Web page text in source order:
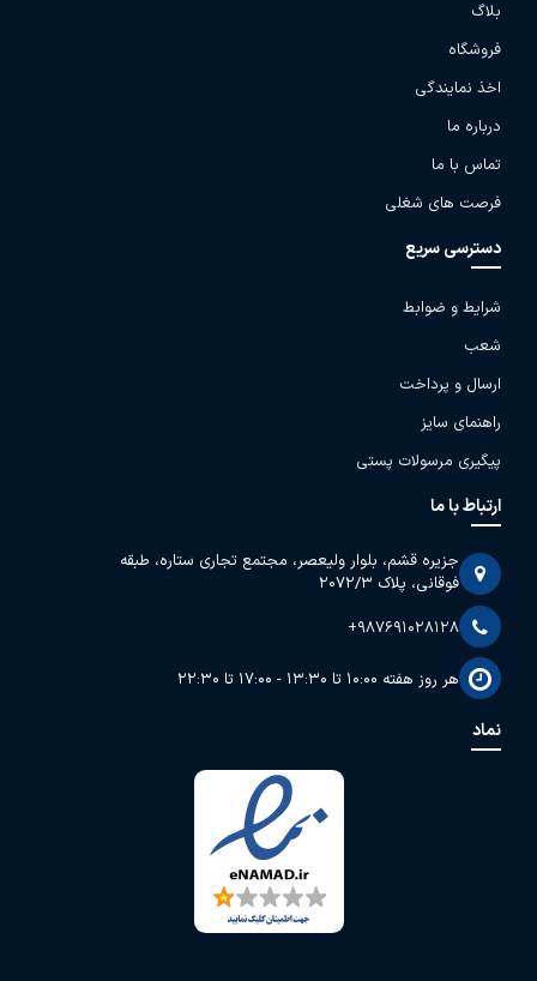
بلاگ
فروشگاه
اخذ نمایندگی
درباره ما
تماس با ما
فرصت های شغلی
دسترسی سریع
شرایط و ضوابط
شعب
ارسال و پرداخت
راهنمای سایز
پیگیری مرسولات پستی
ارتباط با ما
جزیره قشم، بلوار ولیعصر، مجتمع تجاری ستاره، طبقه
فوقانی، پلاک 2072/3
+987691028128
هر روز هفته 10:00 تا 13:30 - 17:00 تا 22:30
نماد